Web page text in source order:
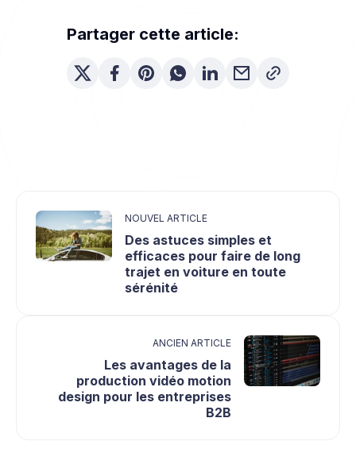
Partager cette article:
NOUVEL ARTICLE
Des astuces simples et
efficaces pour faire de long
trajet en voiture en toute
sérénité
ANCIEN ARTICLE
Les avantages de la
production vidéo motion
design pour les entreprises
B2B